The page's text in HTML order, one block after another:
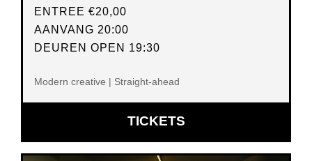
ENTREE €20,00
AANVANG 20:00
DEUREN OPEN 19:30
Modern creative | Straight-ahead
TICKETSOPENT
IN